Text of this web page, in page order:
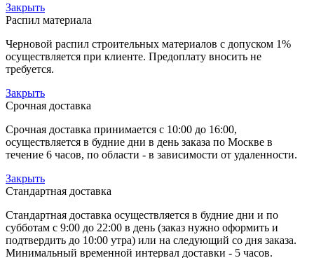
Закрыть
Распил материала
Черновой распил строительных материалов с допуском 1%
осуществляется при клиенте. Предоплату вносить не
требуется.
Закрыть
Срочная доставка
Срочная доставка принимается с 10:00 до 16:00,
осуществляется в будние дни в день заказа по Москве в
течение 6 часов, по области - в зависимости от удаленности.
Закрыть
Стандартная доставка
Стандартная доставка осуществляется в будние дни и по
субботам с 9:00 до 22:00 в день (заказ нужно оформить и
подтвердить до 10:00 утра) или на следующий со дня заказа.
Минимальный временной интервал доставки - 5 часов.